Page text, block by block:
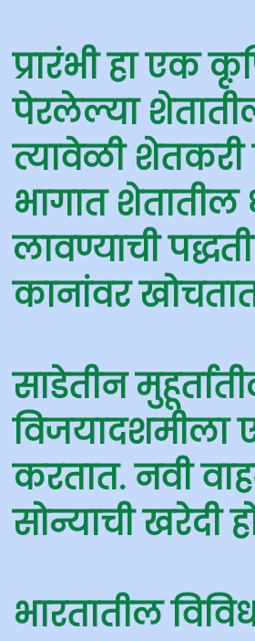
प्रारंभी हा एक
पेरलेल्या
त्यावेळी शेतकरी
भागात शेतातील
लावण्याची
कानांवर
साडेतीन
विजयादशमीला
करतात. नवी
सोन्याची खरेदी
भारतातील